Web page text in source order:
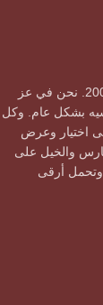
تأسس عز الخيل لمعدات الفروسيه في مارس من العام 2004. نحن في عز
بشكل عام. وكل
فى اختيار وعرض
والخيل على
وتحمل أرقى